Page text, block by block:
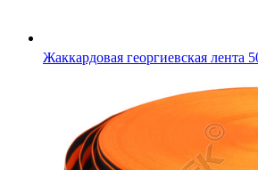
Жаккардовая георгиевская лента